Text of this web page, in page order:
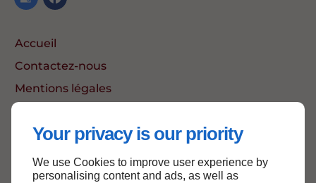
Your privacy is our priority
We use Cookies to improve user experience by
personalising content and ads, as well as
Accueil
Contactez-nous
Mentions légales
Haut de page